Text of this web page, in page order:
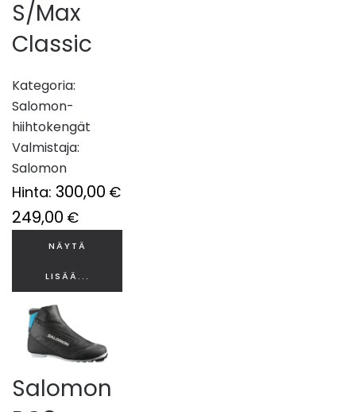
S/Max
Classic
Kategoria:
Salomon-
hiihtokengät
Valmistaja:
Salomon
Hinta: 300,00 €
249,00 €
NÄYTÄ
LISÄÄ...
Salomon